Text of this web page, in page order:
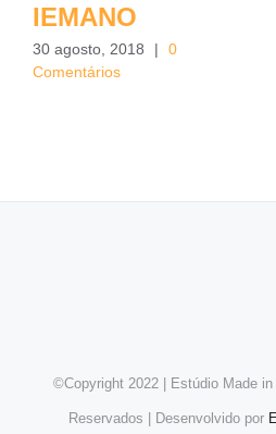
IEMANO
30 agosto, 2018 |
0
Comentários
©Copyright 2022 | Estúdio Made
Reservados | Desenvolvido por